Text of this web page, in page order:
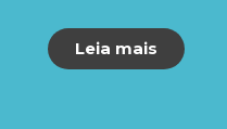
Leia mais